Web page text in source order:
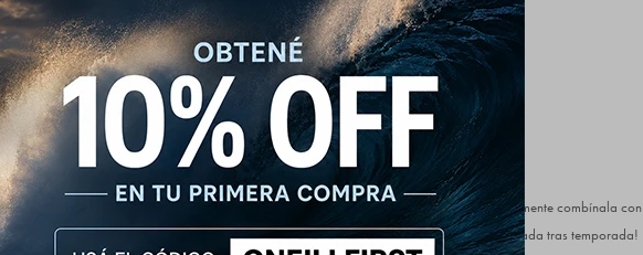
sin ser estridente.
Piqué.
reforzadas.
de semana, reuniones informales, o incluso para un ambiente de oficina relajado. Simplemente combínala con
para un look impecable y atemporal. ¡Un básico infaltable que te acompañará temporada tras temporada!